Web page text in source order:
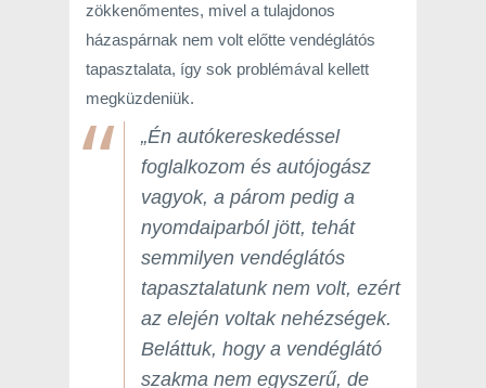
zökkenőmentes, mivel a tulajdonos
házaspárnak nem volt előtte vendéglátós
tapasztalata, így sok problémával kellett
megküzdeniük.
„Én autókereskedéssel
foglalkozom és autójogász
vagyok, a párom pedig a
nyomdaiparból jött, tehát
semmilyen vendéglátós
tapasztalatunk nem volt, ezért
az elején voltak nehézségek.
Beláttuk, hogy a vendéglátó
szakma nem egyszerű, de